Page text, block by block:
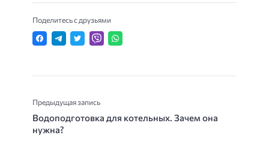
Поделитесь с друзьями
Предыдущая запись
Водоподготовка для котельных. Зачем она
нужна?